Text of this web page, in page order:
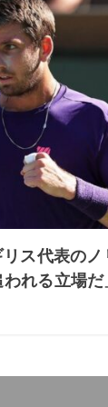
リス代表の
れる立場だ